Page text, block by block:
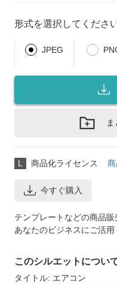
形式を選択してくださ
JPEG
L 商品化ライセンス
今すぐ購入
テンプレートなどの商品販
あなたのビジネスにご活用
このシルエットについ
タイトル: エアコン